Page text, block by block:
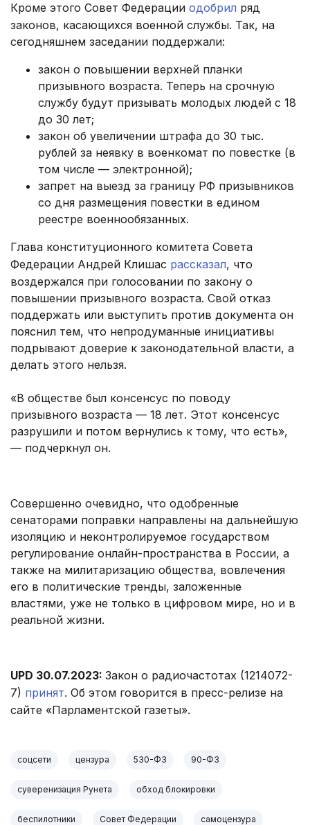
Кроме этого Совет Федерации одобрил ряд
законов, касающихся военной службы. Так, на
сегодняшнем заседании поддержали:
закон о повышении верхней планки
призывного возраста. Теперь на срочную
службу будут призывать молодых людей с 18
до 30 лет;
закон об увеличении штрафа до 30 тыс.
рублей за неявку в военкомат по повестке (в
том числе — электронной);
запрет на выезд за границу РФ призывников
со дня размещения повестки в едином
реестре военнообязанных.
Глава конституционного комитета Совета
Федерации Андрей Клишас рассказал, что
воздержался при голосовании по закону о
повышении призывного возраста. Свой отказ
поддержать или выступить против документа он
пояснил тем, что непродуманные инициативы
подрывают доверие к законодательной власти, а
делать этого нельзя.
«В обществе был консенсус по поводу
призывного возраста — 18 лет. Этот консенсус
разрушили и потом вернулись к тому, что есть»,
— подчеркнул он.
Совершенно очевидно, что одобренные
сенаторами поправки направлены на дальнейшую
изоляцию и неконтролируемое государством
регулирование онлайн-пространства в России, а
также на милитаризацию общества, вовлечения
его в политические тренды, заложенные
властями, уже не только в цифровом мире, но и в
реальной жизни.
UPD 30.07.2023: Закон о радиочастотах (1214072-
7) принят. Об этом говорится в пресс-релизе на
сайте «Парламентской газеты».
соцсети цензура 530-ФЗ 90-ФЗ
суверенизация Рунета обход блокировки
беспилотники Совет Федерации самоцензура